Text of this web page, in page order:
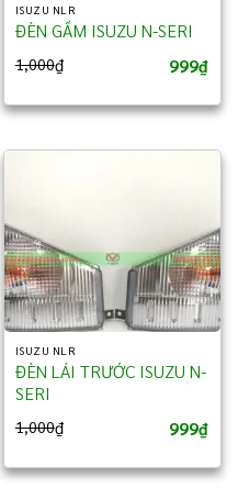
ISUZU NLR
ĐÈN GẦM ISUZU N-SERI
1,000₫ 999₫
ISUZU NLR
ĐÈN LÁI TRƯỚC ISUZU N-
SERI
1,000₫ 999₫